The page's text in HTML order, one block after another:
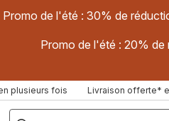
Promo de l'été : 30% de
Promo de l'été : 20% de
plusieurs fois Livraison offerte*
["Poêles
inox,
Cake